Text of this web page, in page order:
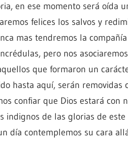
en ese momento será oída
felices los salvos y
mas tendremos la
pero nos
que formaron un
hasta aquí, serán
confiar que Dios estará con
indignos de las glorias de
día contemplemos su cara